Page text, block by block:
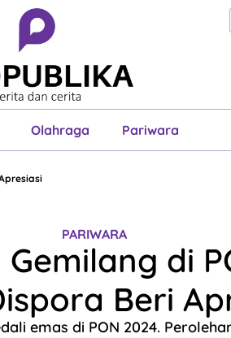
Olahraga Pariwara
Esai Justisia
Pariwara
PARIWARA
di
Beri
emas di PON 2024.